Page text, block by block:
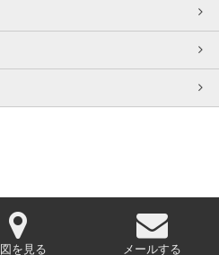
を見る メールする